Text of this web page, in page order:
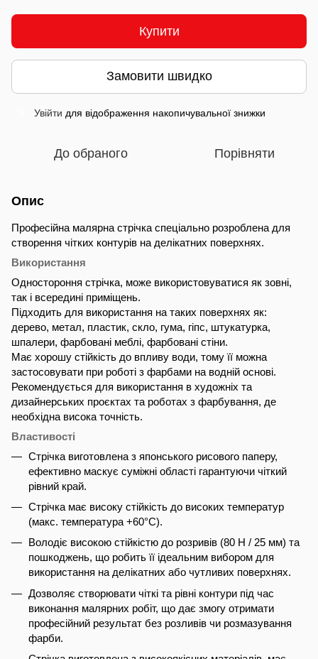
Купити
Замовити швидко
Увійти для відображення накопичувальної знижки
До обраного Порівняти
Опис
Професійна малярна стрічка спеціально розроблена для
створення чітких контурів на делікатних поверхнях.
Використання
Одностороння стрічка, може використовуватися як зовні,
так і всередині приміщень.
Підходить для використання на таких поверхнях як:
дерево, метал, пластик, скло, гума, гіпс, штукатурка,
шпалери, фарбовані меблі, фарбовані стіни.
Має хорошу стійкість до впливу води, тому її можна
застосовувати при роботі з фарбами на водній основі.
Рекомендується для використання в художніх та
дизайнерських проєктах та роботах з фарбування, де
необхідна висока точність.
Властивості
Стрічка виготовлена з японського рисового паперу,
ефективно маскує суміжні області гарантуючи чіткий
рівний край.
Стрічка має високу стійкість до високих температур
(макс. температура +60°C).
Володіє високою стійкістю до розривів (80 Н / 25 мм) та
пошкоджень, що робить її ідеальним вибором для
використання на делікатних або чутливих поверхнях.
Дозволяє створювати чіткі та рівні контури під час
виконання малярних робіт, що дає змогу отримати
професійний результат без розливів чи розмазування
фарби.